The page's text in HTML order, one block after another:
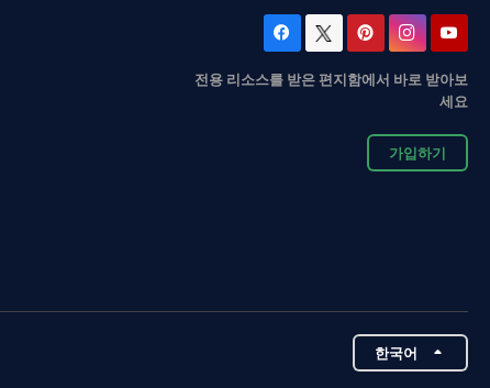
전용 리소스를 받은 편지함에서 바로 받아보
세요
가입하기
한국어